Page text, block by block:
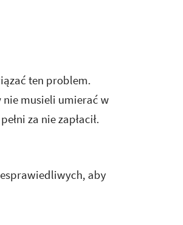
ten problem.
nie musieli umierać w
za nie zapłacił.
aby